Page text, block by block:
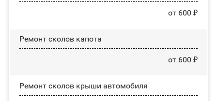
от 600 ₽
Ремонт сколов капота
от 600 ₽
Ремонт сколов крыши автомобиля